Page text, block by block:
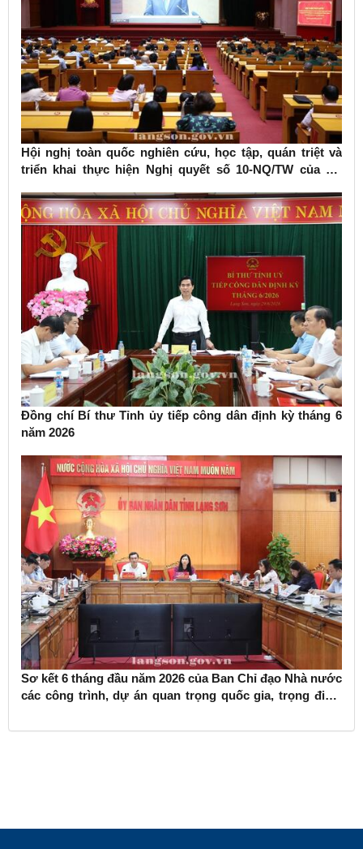
Hội nghị toàn quốc nghiên cứu, học tập, quán triệt và
triển khai thực hiện Nghị quyết số 10-NQ/TW của Bộ
Đồng chí Bí thư Tỉnh ủy tiếp công dân định kỳ tháng 6
năm 2026
Sơ kết 6 tháng đầu năm 2026 của Ban Chỉ đạo Nhà nước
các công trình, dự án quan trọng quốc gia, trọng điểm